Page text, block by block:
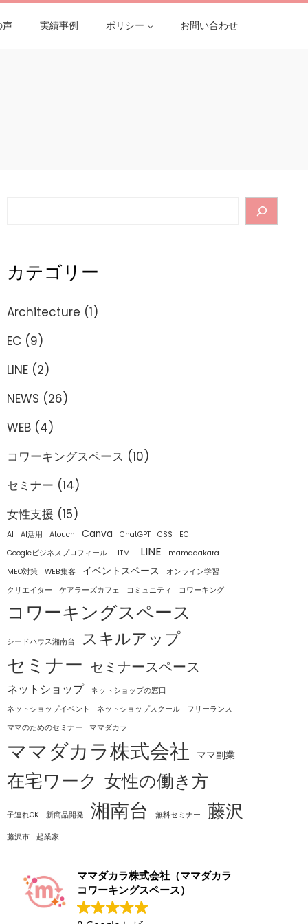
声 実績事例 ポリシー お問い合わせ
カテゴリー
Architecture (1)
EC (9)
LINE (2)
NEWS (26)
WEB (4)
コワーキングスペース (10)
セミナー (14)
女性支援 (15)
AI AI活用 Atouch Canva ChatGPT CSS
EC
Googleビジネスプロフィール
HTML LINE
mamadakara
MEO対策
WEB集客 イベントスペース
オンライン学習
クリエイター
ケアラーズカフェ コミュニティ コワーキング
コワーキングスペース
シードハウス湘南台 スキルアップ
セミナー セミナースペース
ネットショップ
ネットショップの窓口
ネットショップイベント
ネットショップスクール
フリーランス
ママのためのセミナー
ママダカラ
ママダカラ株式会社 ママ副業
在宅ワーク 女性の働き方
子連れOK 新商品開発 湘南台 無料セミナー 藤沢
藤沢市 起業家
ママダカラ株式会社（ママダカラ
コワーキングスペース）